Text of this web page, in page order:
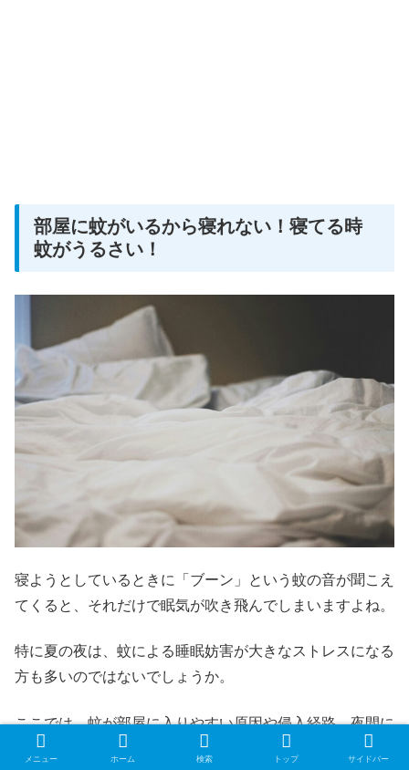
部屋に蚊がいるから寝れない！寝てる時
蚊がうるさい！
寝ようとしているときに「ブーン」という蚊の音が聞こえ
てくると、それだけで眠気が吹き飛んでしまいますよね。
特に夏の夜は、蚊による睡眠妨害が大きなストレスになる
方も多いのではないでしょうか。
ここでは、蚊が部屋に入りやすい原因や侵入経路、夜間に
効率よく蚊を見つけて駆除する方法、そして快適な睡眠を
メニュー ホーム 検索 トップ サイドバー